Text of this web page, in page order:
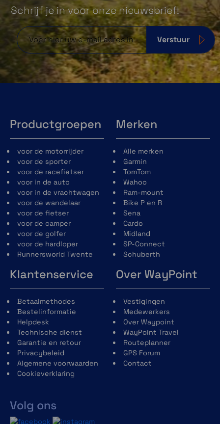
Schrijf je in voor onze nieuwsbrief!
Verstuur
Productgroepen
voor de motorrijder
voor de sporter
voor de racefietser
voor in de auto
voor in de vrachtwagen
voor de wandelaar
voor de fietser
voor de camper
voor de golfer
voor de hardloper
Runnersworld Twente
Merken
Alle merken
Garmin
TomTom
Wahoo
Ram-mount
Bike P en R
Sena
Cardo
Midland
SP-Connect
Schuberth
Klantenservice
Betaalmethodes
Bestelinformatie
Helpdesk
Technische dienst
Garantie en retour
Privacybeleid
Algemene voorwaarden
Cookieverklaring
Volg ons
Over WayPoint
Vestigingen
Medewerkers
Over Waypoint
WayPoint Travel
Routeplanner
GPS Forum
Contact